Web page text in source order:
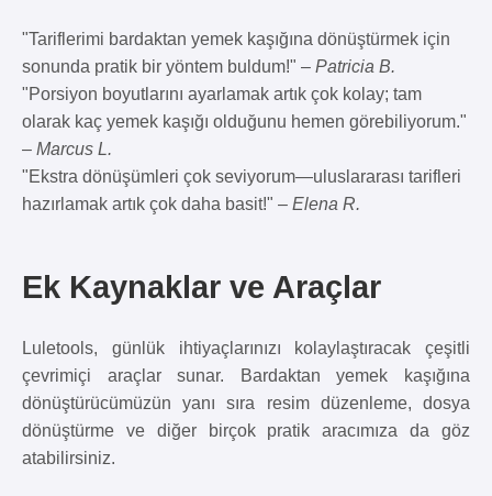
"Tariflerimi bardaktan yemek kaşığına dönüştürmek için
sonunda pratik bir yöntem buldum!" – Patricia B.
"Porsiyon boyutlarını ayarlamak artık çok kolay; tam
olarak kaç yemek kaşığı olduğunu hemen görebiliyorum."
– Marcus L.
"Ekstra dönüşümleri çok seviyorum—uluslararası tarifleri
hazırlamak artık çok daha basit!" – Elena R.
Ek Kaynaklar ve Araçlar
Luletools, günlük ihtiyaçlarınızı kolaylaştıracak çeşitli
çevrimiçi araçlar sunar. Bardaktan yemek kaşığına
dönüştürücümüzün yanı sıra resim düzenleme, dosya
dönüştürme ve diğer birçok pratik aracımıza da göz
atabilirsiniz.